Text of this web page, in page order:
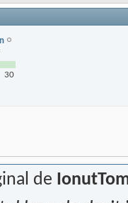
30
de